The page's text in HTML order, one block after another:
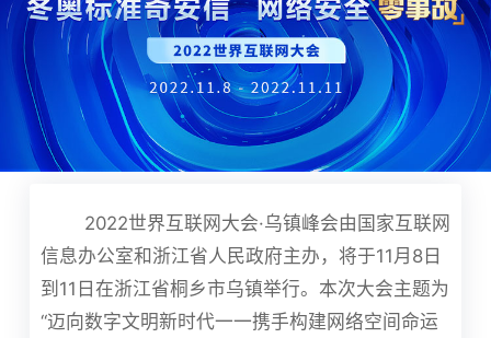
2022世界互联网大会·乌镇峰会由国家互联网
信息办公室和浙江省人民政府主办，将于11月8日
到11日在浙江省桐乡市乌镇举行。本次大会主题为
“迈向数字文明新时代一一携手构建网络空间命运